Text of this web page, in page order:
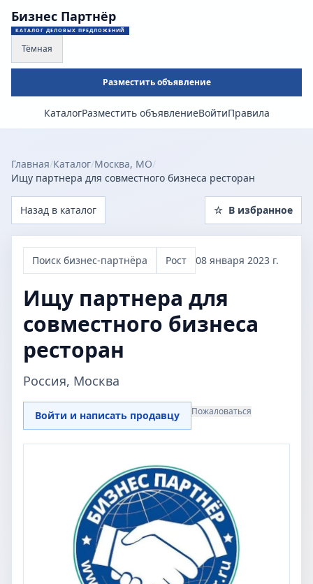
Бизнес Партнёр
КАТАЛОГ ДЕЛОВЫХ ПРЕДЛОЖЕНИЙ
Тёмная
Разместить объявление
КаталогРазместить объявлениеВойтиПравила
Главная/Каталог/Москва, МО/
Ищу партнера для совместного бизнеса ресторан
Назад в каталог ☆ В избранное
Поиск бизнес-партнёра Рост 08 января 2023 г.
Ищу партнера для
совместного бизнеса
ресторан
Россия, Москва
Войти и написать продавцу Пожаловаться